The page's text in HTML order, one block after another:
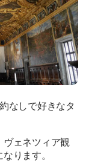
なしで好きなタ
ヴェネツィア観
ります。